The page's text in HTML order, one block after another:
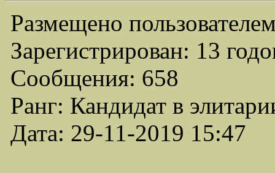
Размещено
Зарегистрирован: 13
Сообщения: 658
Ранг: Кандидат в
Дата: 29-11-2019 15:47